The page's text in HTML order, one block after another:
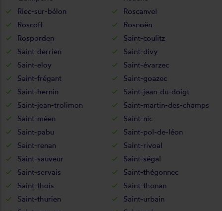
Riec-sur-bélon
Roscanvel
Roscoff
Rosnoën
Rosporden
Saint-coulitz
Saint-derrien
Saint-divy
Saint-eloy
Saint-évarzec
Saint-frégant
Saint-goazec
Saint-hernin
Saint-jean-du-doigt
Saint-jean-trolimon
Saint-martin-des-champs
Saint-méen
Saint-nic
Saint-pabu
Saint-pol-de-léon
Saint-renan
Saint-rivoal
Saint-sauveur
Saint-ségal
Saint-servais
Saint-thégonnec
Saint-thois
Saint-thonan
Saint-thurien
Saint-urbain